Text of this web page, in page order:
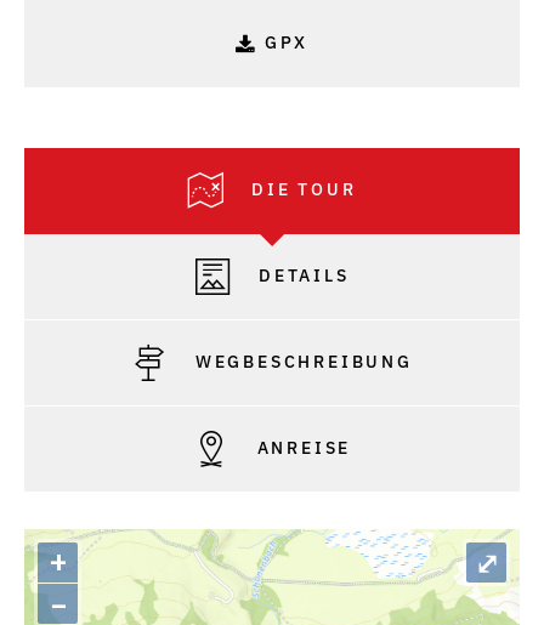
GPX
DIE TOUR
DETAILS
WEGBESCHREIBUNG
ANREISE
+
–
⤢